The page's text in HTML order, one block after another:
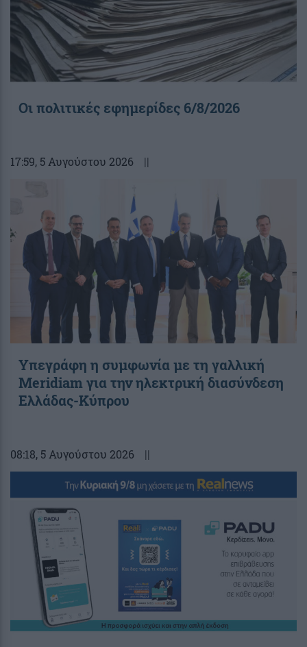
Οι πολιτικές εφημερίδες 6/8/2026
17:59, 5 Αυγούστου 2026 ||
Υπεγράφη η συμφωνία με τη γαλλική
Meridiam για την ηλεκτρική διασύνδεση
Ελλάδας-Κύπρου
08:18, 5 Αυγούστου 2026 ||